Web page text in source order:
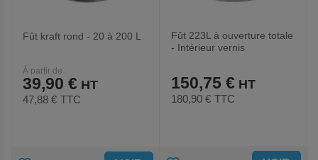
Fût kraft rond - 20 à 200 L
À partir de
39,90 €
47,88 € TTC
Fût 223L à ouverture totale
- Intérieur vernis
150,75 €
180,90 € TTC